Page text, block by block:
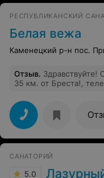
Отдельная
добрые руки. Поздравляем весь коллектив санатория с
наступающим Новым
успехов Вам!
удачи Вашим семьям!
РЕСПУБЛИКАНСКИЙ
Белая вежа
Каменецкий р-н пос.
Отзыв. Здравствуйте!
35 км. от Бреста!,
пожалуйста...
САНАТОРИЙ
5.0